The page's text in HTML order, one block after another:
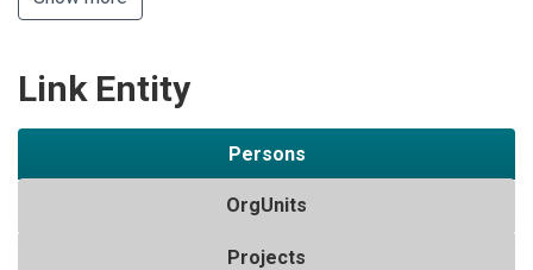
Link Entity
Persons
OrgUnits
Projects